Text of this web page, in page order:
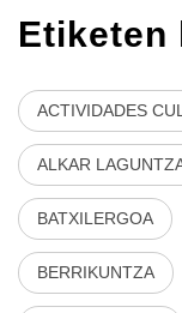
Etiketen
ACTIVIDADES
ALKAR
BATXILERGOA
BERRIKUNTZA